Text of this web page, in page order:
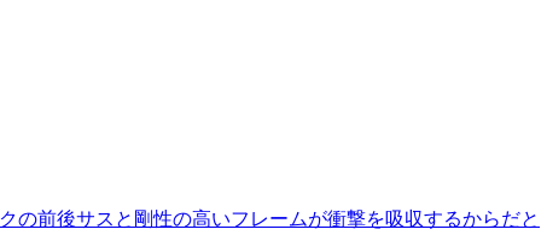
の前後サスと剛性の高いフレームが衝撃を吸収するからだと